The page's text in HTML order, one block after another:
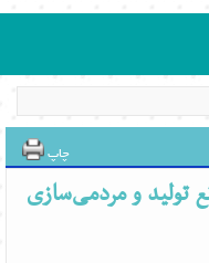
چاپ
تولید و مردمی‌سازی